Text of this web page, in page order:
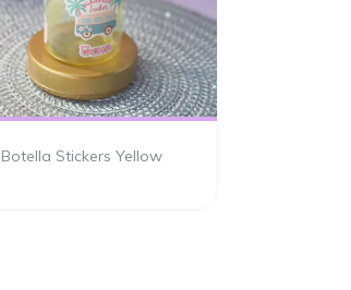
Botella Stickers Yellow